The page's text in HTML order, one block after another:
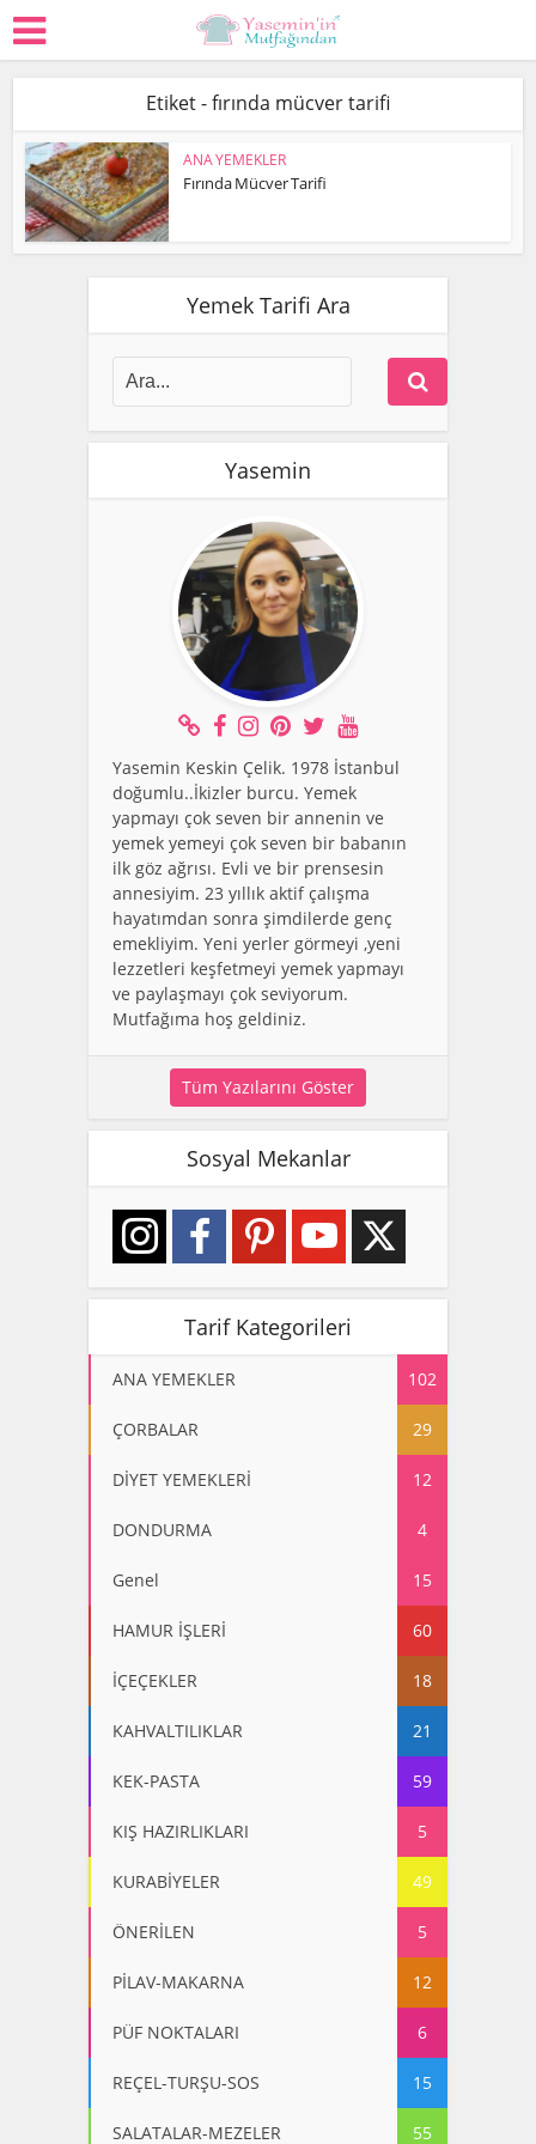
Etiket - fırında mücver tarifi
ANA YEMEKLER
Fırında Mücver Tarifi
Yemek Tarifi Ara
Yasemin
Yasemin Keskin Çelik. 1978 İstanbul
doğumlu..İkizler burcu. Yemek
yapmayı çok seven bir annenin ve
yemek yemeyi çok seven bir babanın
ilk göz ağrısı. Evli ve bir prensesin
annesiyim. 23 yıllık aktif çalışma
hayatımdan sonra şimdilerde genç
emekliyim. Yeni yerler görmeyi ,yeni
lezzetleri keşfetmeyi yemek yapmayı
ve paylaşmayı çok seviyorum.
Mutfağıma hoş geldiniz.
Tüm Yazılarını Göster
Sosyal Mekanlar
Tarif Kategorileri
ANA YEMEKLER 102
ÇORBALAR 29
DİYET YEMEKLERİ 12
DONDURMA 4
Genel 15
HAMUR İŞLERİ 60
İÇEÇEKLER 18
KAHVALTILIKLAR 21
KEK-PASTA 59
KIŞ HAZIRLIKLARI 5
KURABİYELER 49
ÖNERİLEN 5
PİLAV-MAKARNA 12
PÜF NOKTALARI 6
REÇEL-TURŞU-SOS 15
SALATALAR-MEZELER 55